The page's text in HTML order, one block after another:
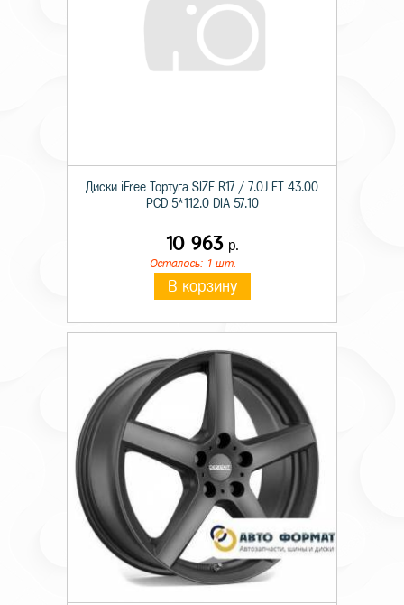
Диски iFree Тортуга SIZE R17 / 7.0J ET 43.00
PCD 5*112.0 DIA 57.10
10 963р.
Осталось: 1 шт.
В корзину